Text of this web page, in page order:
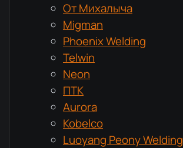
От Михалыча
Migman
Phoenix Welding
Telwin
Neon
ПТК
Aurora
Kobelco
Luoyang Peony Welding